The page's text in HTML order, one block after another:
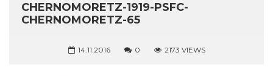
CHERNOMORETZ-1919-PSFC-
CHERNOMORETZ-65
14.11.2016 0 2173 VIEWS